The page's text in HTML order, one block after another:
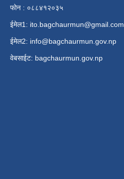
फोन : ०८८४१२०३५
ईमेल1: ito.bagchaurmun@gmail.com
ईमेल2: info@bagchaurmun.gov.np
वे‍बसाईट: bagchaurmun.gov.np